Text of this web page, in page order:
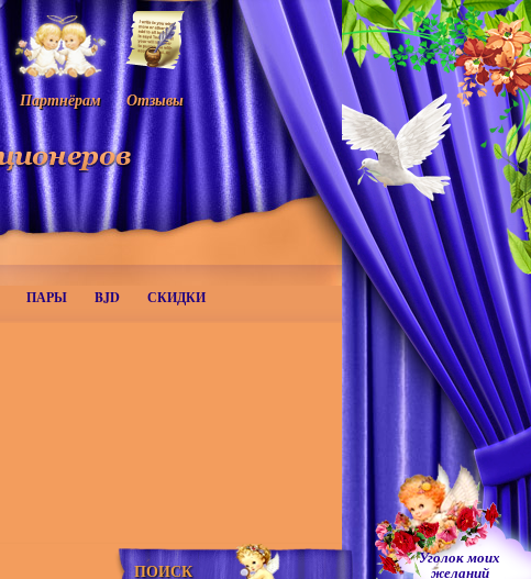
Партнёрам Отзывы
ПАРЫ BJD СКИДКИ
Уголок моих
желаний
ПОИСК